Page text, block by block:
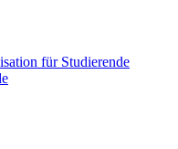
für Studierende